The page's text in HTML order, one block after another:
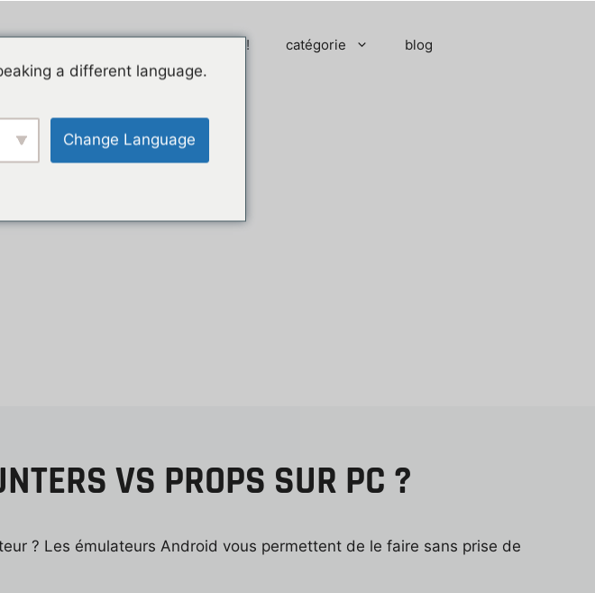
Les jeux mobiles du moment ! catégorie blog
VS PROPS SUR PC ?
? Les émulateurs Android vous permettent de le faire sans prise de
a different language.
Change Language